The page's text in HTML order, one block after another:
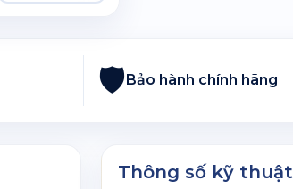
🛡 Bảo hành chính hãng
Thông số kỹ thuật